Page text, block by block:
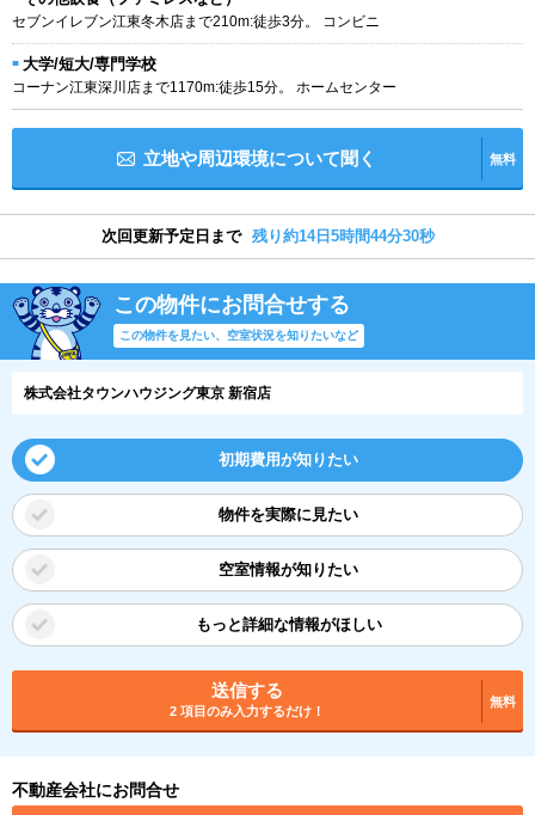
セブンイレブン江東冬木店まで210m:徒歩3分。 コンビニ
大学/短大/専門学校
コーナン江東深川店まで1170m:徒歩15分。 ホームセンター
立地や周辺環境について聞く 無料
次回更新予定日まで 残り約14日5時間44分29秒
この物件にお問合せする
この物件を見たい、空室状況を知りたいなど
株式会社タウンハウジング東京 新宿店
初期費用が知りたい
物件を実際に見たい
空室情報が知りたい
もっと詳細な情報がほしい
送信する
2 項目のみ入力するだけ！
無料
不動産会社にお問合せ